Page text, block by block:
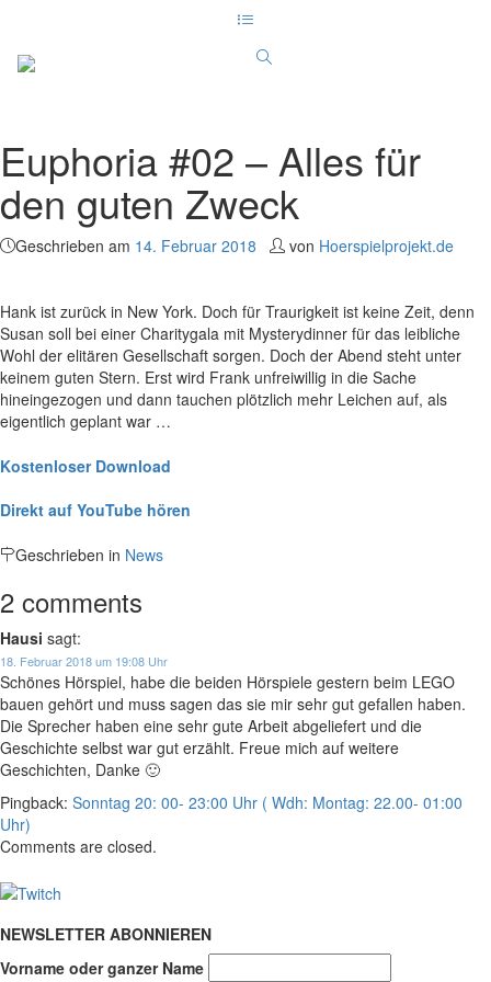
Euphoria #02 – Alles für
den guten Zweck
Geschrieben am 14. Februar 2018 von Hoerspielprojekt.de
Hank ist zurück in New York. Doch für Traurigkeit ist keine Zeit, denn
Susan soll bei einer Charitygala mit Mysterydinner für das leibliche
Wohl der elitären Gesellschaft sorgen. Doch der Abend steht unter
keinem guten Stern. Erst wird Frank unfreiwillig in die Sache
hineingezogen und dann tauchen plötzlich mehr Leichen auf, als
eigentlich geplant war …
Kostenloser Download
Direkt auf YouTube hören
Geschrieben in News
2 comments
Hausi sagt:
18. Februar 2018 um 19:08 Uhr
Schönes Hörspiel, habe die beiden Hörspiele gestern beim LEGO
bauen gehört und muss sagen das sie mir sehr gut gefallen haben.
Die Sprecher haben eine sehr gute Arbeit abgeliefert und die
Geschichte selbst war gut erzählt. Freue mich auf weitere
Geschichten, Danke 🙂
Pingback: Sonntag 20: 00- 23:00 Uhr ( Wdh: Montag: 22.00- 01:00
Uhr)
Comments are closed.
NEWSLETTER ABONNIEREN
Vorname oder ganzer Name